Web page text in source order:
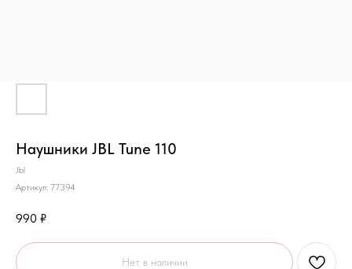
Наушники JBL Tune 110
Jbl
Артикул: 77394
990 ₽
Нет в наличии